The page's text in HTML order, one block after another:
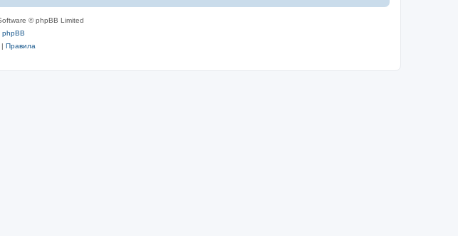
© phpBB Limited
phpBB
Правила